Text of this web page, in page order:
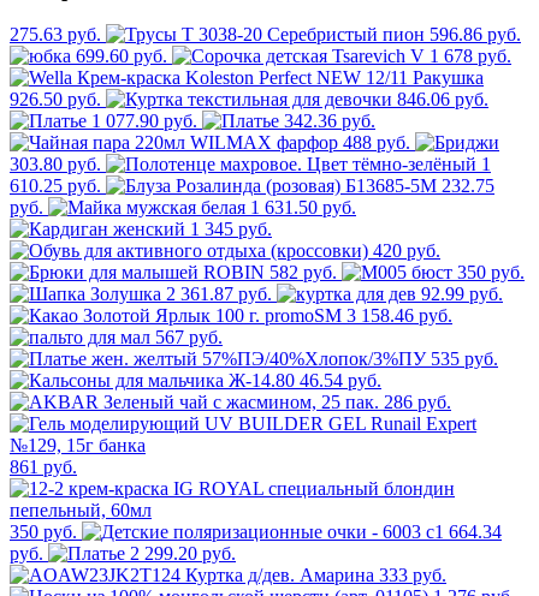
275.63 руб.
596.86 руб.
699.60 руб.
678 руб.
926.50 руб.
846.06 руб.
1 077.90 руб.
342.36 руб.
488 руб.
303.80 руб.
1
610.25 руб.
232.75
руб.
1 631.50 руб.
1 345 руб.
420 руб.
582 руб.
350 руб.
2 361.87 руб.
92.99 руб.
3 158.46 руб.
567 руб.
535 руб.
46.54 руб.
286 руб.
861 руб.
350 руб.
664.34
руб.
2 299.20 руб.
333 руб.